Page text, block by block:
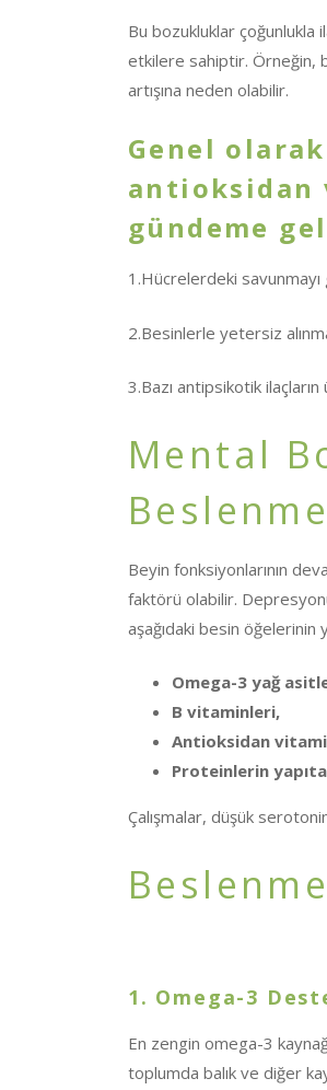
Bu bozukluklar çoğunlukla
etkilere sahiptir. Örneğin,
artışına neden olabilir.
Genel
antioksidan
gündeme
1.Hücrelerdeki savunmayı
2.Besinlerle yetersiz
3.Bazı antipsikotik
Mental
Beyin fonksiyonlarının
faktörü olabilir.
aşağıdaki besin
Omega-3 yağ
B vitaminleri,
Antioksidan
Proteinlerin
Çalışmalar, düşük
1. Omega-3
En zengin omega-3
toplumda balık ve diğer